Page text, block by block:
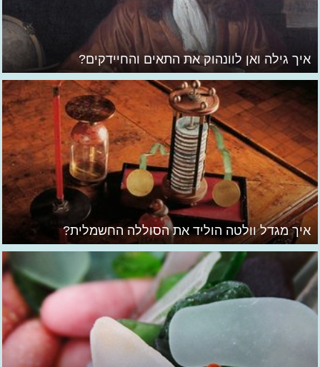
איך גילה ואן לוונהוק את התאים והחיידקים?
איך מגדל וולטה הוליד את הסוללה החשמלית?